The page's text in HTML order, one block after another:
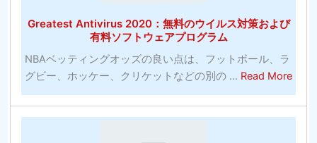
も
果
的
な
Greatest Antivirus 2020：無料のウイルス対策および
有料ソフトウェアプログラム
NBAベッティングオッズの良い点は、フットボール、ラ
グビー、ホッケー、クリケットなどの別の ... Read More